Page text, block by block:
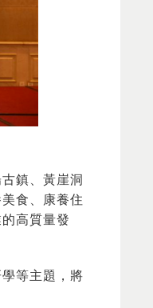
鎮、黃崖洞
食、康養住
高質量發
等主題，將